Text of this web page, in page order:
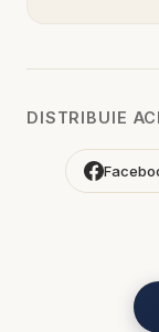
🌐 pe:https://
http://
Alătură-te
DISTRIBUIE